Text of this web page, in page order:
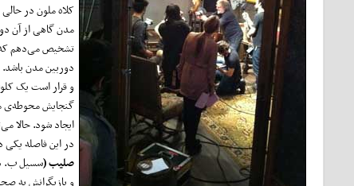
کلاه ملون در
مدن گاهی از آن
تشخیص می‌دهم که
دوربین مدن
و قرار است یک
گنجایش محوطه‌ی
ایجاد شود. حالا
در این فاصله
صلیب (سسیل ب.
و بازیگرانش به